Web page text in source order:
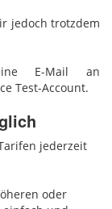
jedoch trotzdem
E-Mail an
Test-Account.
jederzeit
oder